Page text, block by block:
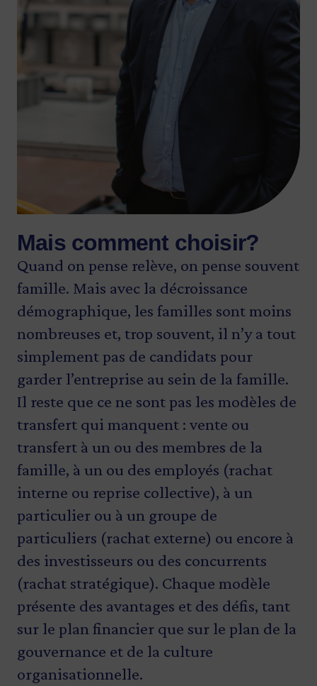
Mais comment choisir?
Quand on pense relève, on pense souvent
famille. Mais avec la décroissance
démographique, les familles sont moins
nombreuses et, trop souvent, il n’y a tout
simplement pas de candidats pour
garder l’entreprise au sein de la famille.
Il reste que ce ne sont pas les modèles de
transfert qui manquent : vente ou
transfert à un ou des membres de la
famille, à un ou des employés (rachat
interne ou reprise collective), à un
particulier ou à un groupe de
particuliers (rachat externe) ou encore à
des investisseurs ou des concurrents
(rachat stratégique). Chaque modèle
présente des avantages et des défis, tant
sur le plan financier que sur le plan de la
gouvernance et de la culture
organisationnelle.